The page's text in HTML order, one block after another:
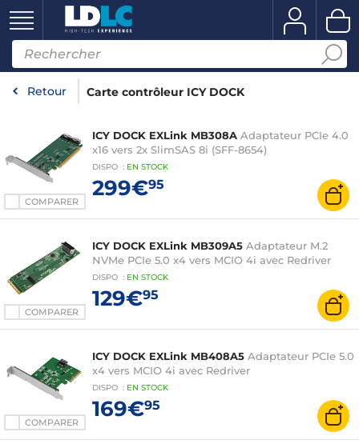
Retour Carte contrôleur ICY DOCK
COMPARER
ICY DOCK EXLink MB308A Adaptateur PCIe 4.0
x16 vers 2x SlimSAS 8i (SFF-8654)
DISPO : EN STOCK
299€95
COMPARER
ICY DOCK EXLink MB309A5 Adaptateur M.2
NVMe PCIe 5.0 x4 vers MCIO 4i avec Redriver
DISPO : EN STOCK
129€95
COMPARER
ICY DOCK EXLink MB408A5 Adaptateur PCIe 5.0
x4 vers MCIO 4i avec Redriver
DISPO : EN STOCK
169€95